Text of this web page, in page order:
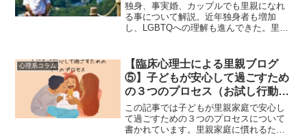
独身、事実婚、カップルでも里親になれ
る事について解説。近年独身者も増加
し、LGBTQへの理解も進んできた。里親
れている。最近、同性カップルの里親認
定進み、実際の事例も紹介している。日
本の里親制度は未発展で、海外では里親
委託率が高い。記事は多様性を強調し、
幅広い人へ里親に対する理解を求めてい
ます。
心理系コラム
【臨床心理士による里親ブログ
⑤】子どもが安心して過ごすため
の３つのプロセス（お試し行動な
ど）
この記事では子どもが里親家庭で安心し
て過ごすための３つのプロセスについて
書かれています。里親家庭に慣れるため